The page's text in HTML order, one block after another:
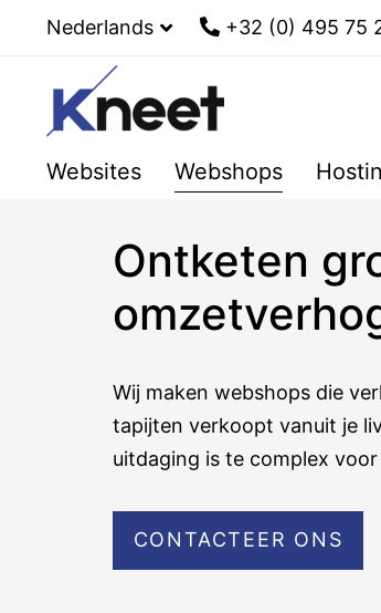
Nederlands +32 (0) 495 75
Websites Webshops
Ontketen
Wij maken webshops die
tapijten verkoopt vanuit je
uitdaging is te complex voor
CONTACTEER ONS